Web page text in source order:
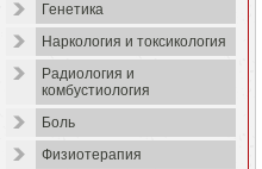
Генетика
Наркология и токсикология
Радиология и
комбустиология
Боль
Физиотерапия